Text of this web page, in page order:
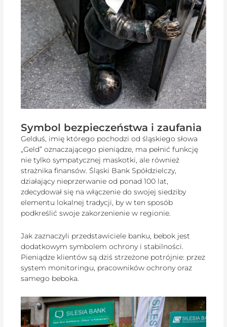
Symbol bezpieczeństwa i zaufania
Gelduś, imię którego pochodzi od śląskiego słowa
„Geld” oznaczającego pieniądze, ma pełnić funkcję
nie tylko sympatycznej maskotki, ale również
strażnika finansów. Śląski Bank Spółdzielczy,
działający nieprzerwanie od ponad 100 lat,
zdecydował się na włączenie do swojej siedziby
elementu lokalnej tradycji, by w ten sposób
podkreślić swoje zakorzenienie w regionie.
Jak zaznaczyli przedstawiciele banku, bebok jest
dodatkowym symbolem ochrony i stabilności.
Pieniądze klientów są dziś strzeżone potrójnie: przez
system monitoringu, pracowników ochrony oraz
samego beboka.